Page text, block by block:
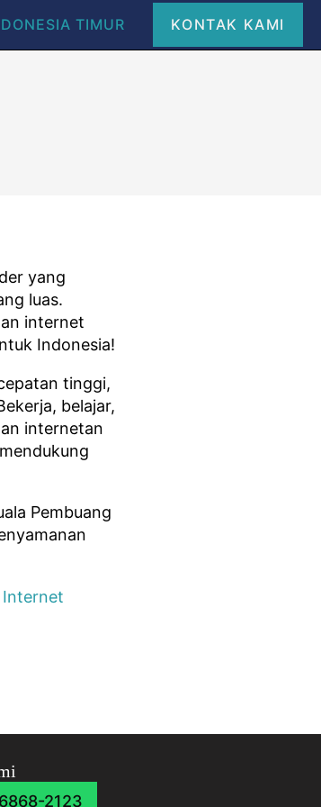
TIMUR KONTAK KAMI
yang
luas.
internet
Indonesia!
tinggi,
belajar,
internetan
Pembuang
Internet
2123